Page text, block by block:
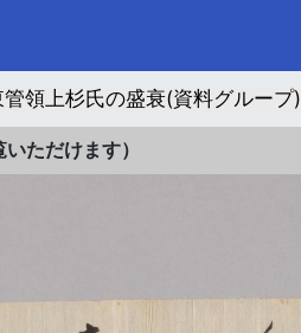
領上杉氏の盛衰(資料グループ)